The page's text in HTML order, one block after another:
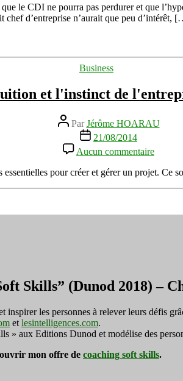
atout
emploi
le CDI ne pourra pas perdurer et que
chef d’entreprise n’aurait que peu d’intérêt,
Catégories
Business
et l'instinct de
Auteur
de
l’article
ParJérôme HOARAU
Date
l’article
21/08/2014
Aucun commentaire
et
de
pour créer et gérer un projet. Ce
Skills” (Dunod 2018) –
les personnes à relever leurs défis
et lesintelligences.com.
» aux Editions Dunod et modélise des
mon offre de coaching soft skills.